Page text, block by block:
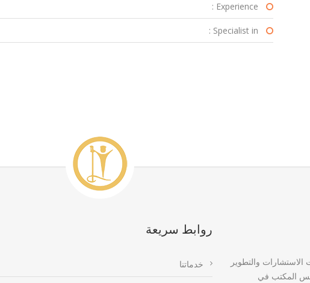
Experience :
Specialist in :
الاستشارات والتطوير
المكتب في
روابط سريعة
خدماتنا